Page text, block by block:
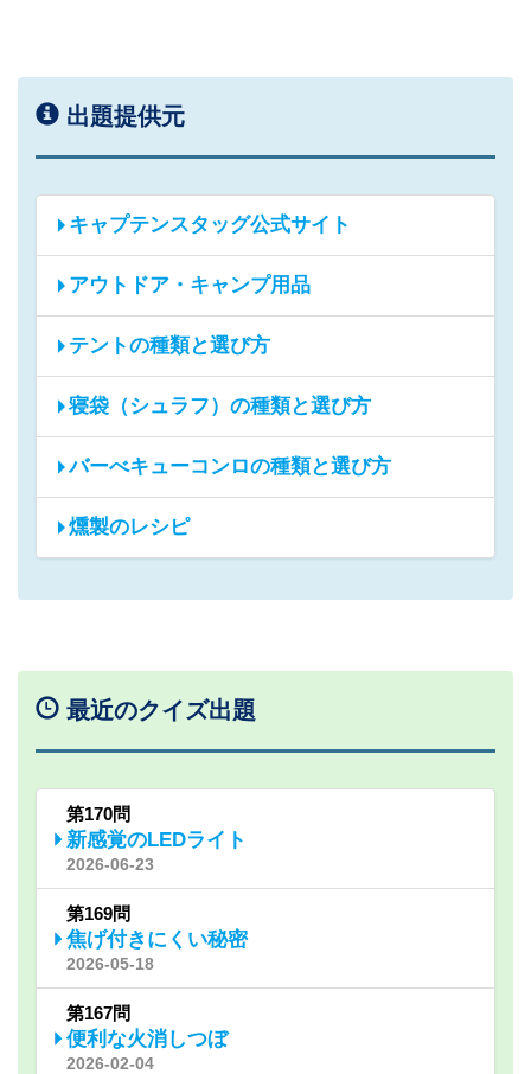
出題提供元
キャプテンスタッグ公式サイト
アウトドア・キャンプ用品
テントの種類と選び方
寝袋（シュラフ）の種類と選び方
バーべキューコンロの種類と選び方
燻製のレシピ
最近のクイズ出題
第170問
新感覚のLEDライト
2026-06-23
第169問
焦げ付きにくい秘密
2026-05-18
第167問
便利な火消しつぼ
2026-02-04